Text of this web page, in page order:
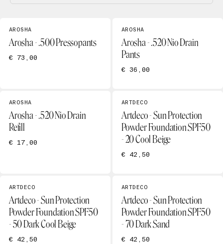
AROSHA
Arosha - .500 Pressopants
€ 73,00
AROSHA
Arosha - .520 Nio Drain
Pants
€ 36,00
AROSHA
Arosha - .520 Nio Drain
Refill
€ 17,00
ARTDECO
Artdeco - Sun Protection
Powder Foundation SPF50
- 20 Cool Beige
€ 42,50
ARTDECO
Artdeco - Sun Protection
Powder Foundation SPF50
- 50 Dark Cool Beige
€ 42,50
ARTDECO
Artdeco - Sun Protection
Powder Foundation SPF50
- 70 Dark Sand
€ 42,50